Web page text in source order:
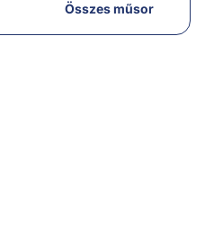
Összes műsor